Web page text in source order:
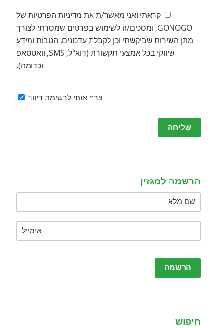
קראתי ואני מאשר/ת את מדיניות הפרטיות של
GONOGO, ומסכים/ה לשימוש בפרטים שמסרתי לצורך
מתן השירות שביקשתי וכן לקבלת עדכונים, הטבות ומידע
שיווקי בכל אמצעי תקשורת (דוא"ל, SMS, וואטסאפ
וכדומה).
צרף אותי לרשימת דיוור
Please
leave
הרשמה למגזין
Please
leave
חיפוש